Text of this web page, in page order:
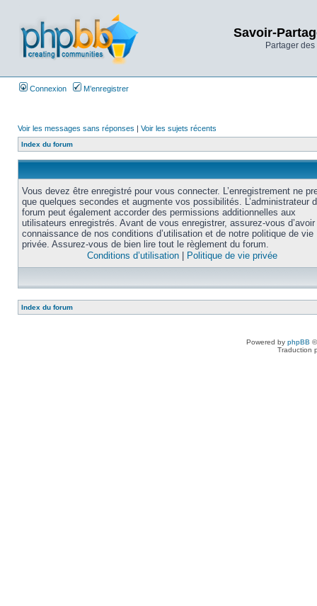
Savoir-
Partager
Connexion M’enregistrer
Voir les messages sans réponses | Voir les sujets récents
Index du forum
Vous devez être enregistré pour vous connecter. L’enregistrement ne
que quelques secondes et augmente vos possibilités. L’administrateur
forum peut également accorder des permissions additionnelles aux
utilisateurs enregistrés. Avant de vous enregistrer, assurez-vous
connaissance de nos conditions d’utilisation et de notre politique de vie
privée. Assurez-vous de bien lire tout le règlement du forum.
Conditions d’utilisation
Politique de vie privée
Index du forum
Powered by phpBB
Traduction